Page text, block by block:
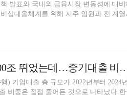
발표와 국내외 금융시장 변동성에 대비
상대응체계를 위해 지주 임원과 전 계열
었는데…중기대출 비중은 감소세
) 기업대출 총 규모가 2022년부터 2024
비중은 점점 줄어든 것으로 나타났다.한